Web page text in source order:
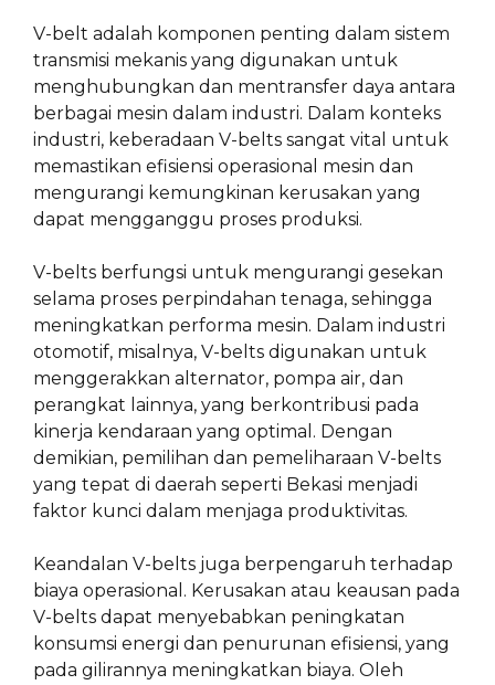
V-belt adalah komponen penting dalam sistem
transmisi mekanis yang digunakan untuk
menghubungkan dan mentransfer daya antara
berbagai mesin dalam industri. Dalam konteks
industri, keberadaan V-belts sangat vital untuk
memastikan efisiensi operasional mesin dan
mengurangi kemungkinan kerusakan yang
dapat mengganggu proses produksi.
V-belts berfungsi untuk mengurangi gesekan
selama proses perpindahan tenaga, sehingga
meningkatkan performa mesin. Dalam industri
otomotif, misalnya, V-belts digunakan untuk
menggerakkan alternator, pompa air, dan
perangkat lainnya, yang berkontribusi pada
kinerja kendaraan yang optimal. Dengan
demikian, pemilihan dan pemeliharaan V-belts
yang tepat di daerah seperti Bekasi menjadi
faktor kunci dalam menjaga produktivitas.
Keandalan V-belts juga berpengaruh terhadap
biaya operasional. Kerusakan atau keausan pada
V-belts dapat menyebabkan peningkatan
konsumsi energi dan penurunan efisiensi, yang
pada gilirannya meningkatkan biaya. Oleh